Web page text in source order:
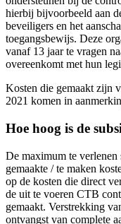
hierbij bijvoorbeeld aan
beveiligers en het
toegangsbewijs. Deze
vanaf 13 jaar te vragen
overeenkomt met hun
Kosten die gemaakt zijn
2021 komen in
Hoe hoog is de
De maximum te
gemaakte / te maken
op de kosten die direct
de uit te voeren CTB
gemaakt. Verstrekking
ontvangst van complete